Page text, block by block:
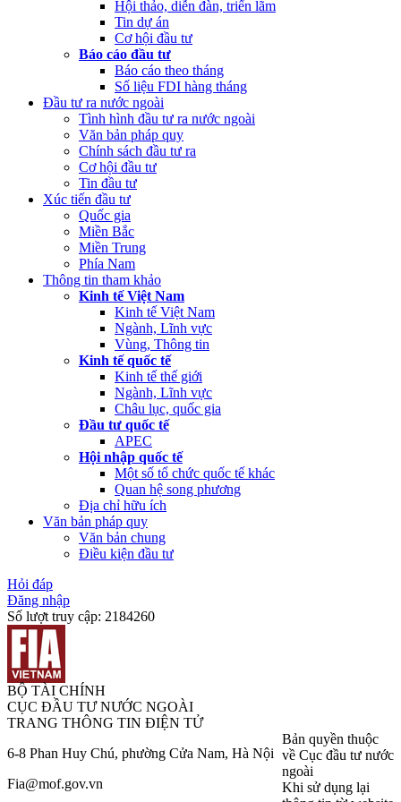
Hội thảo, diễn đàn, triển lãm
Tin dự án
Cơ hội đầu tư
Báo cáo đầu tư
Báo cáo theo tháng
Số liệu FDI hàng tháng
Đầu tư ra nước ngoài
Tình hình đầu tư ra nước ngoài
Văn bản pháp quy
Chính sách đầu tư ra
Cơ hội đầu tư
Tin đầu tư
Xúc tiến đầu tư
Quốc gia
Miền Bắc
Miền Trung
Phía Nam
Thông tin tham khảo
Kinh tế Việt Nam
Kinh tế Việt Nam
Ngành, Lĩnh vực
Vùng, Thông tin
Kinh tế quốc tế
Kinh tế thế giới
Ngành, Lĩnh vực
Châu lục, quốc gia
Đầu tư quốc tế
APEC
Hội nhập quốc tế
Một số tổ chức quốc tế khác
Quan hệ song phương
Địa chỉ hữu ích
Văn bản pháp quy
Văn bản chung
Điều kiện đầu tư
Hỏi đáp
Đăng nhập
Số lượt truy cập: 2184260
BỘ TÀI CHÍNH
CỤC ĐẦU TƯ NƯỚC NGOÀI
TRANG THÔNG TIN ĐIỆN TỬ
6-8 Phan Huy Chú, phường Cửa Nam, Hà Nội
Fia@mof.gov.vn
Bản quyền thuộc
về Cục đầu tư nước
ngoài
Khi sử dụng lại